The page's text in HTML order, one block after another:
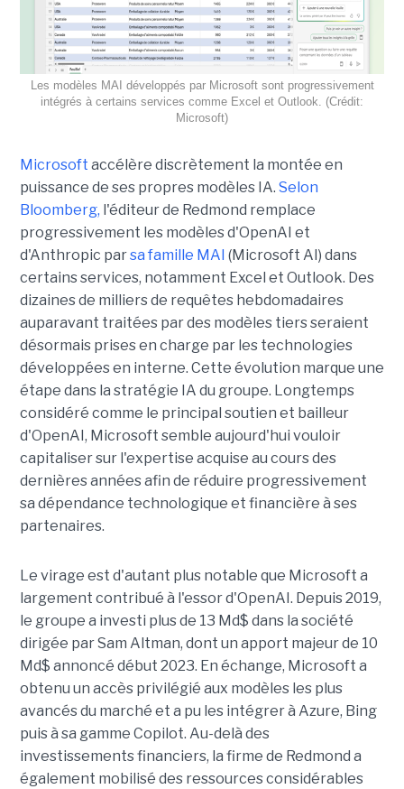
Les modèles MAI développés par Microsoft sont progressivement
intégrés à certains services comme Excel et Outlook. (Crédit:
Microsoft)
Microsoft accélère discrètement la montée en
puissance de ses propres modèles IA. Selon
Bloomberg, l'éditeur de Redmond remplace
progressivement les modèles d'OpenAI et
d'Anthropic parsa famille MAI (Microsoft AI) dans
certains services, notamment Excel et Outlook. Des
dizaines de milliers de requêtes hebdomadaires
auparavant traitées par des modèles tiers seraient
désormais prises en charge par les technologies
développées en interne. Cette évolution marque une
étape dans la stratégie IA du groupe. Longtemps
considéré comme le principal soutien et bailleur
d'OpenAI, Microsoft semble aujourd'hui vouloir
capitaliser sur l'expertise acquise au cours des
dernières années afin de réduire progressivement
sa dépendance technologique et financière à ses
partenaires.
Le virage est d'autant plus notable que Microsoft a
largement contribué à l'essor d'OpenAI. Depuis 2019,
le groupe a investi plus de 13 Md$ dans la société
dirigée par Sam Altman, dont un apport majeur de 10
Md$ annoncé début 2023. En échange, Microsoft a
obtenu un accès privilégié aux modèles les plus
avancés du marché et a pu les intégrer à Azure, Bing
puis à sa gamme Copilot. Au-delà des
investissements financiers, la firme de Redmond a
également mobilisé des ressources considérables